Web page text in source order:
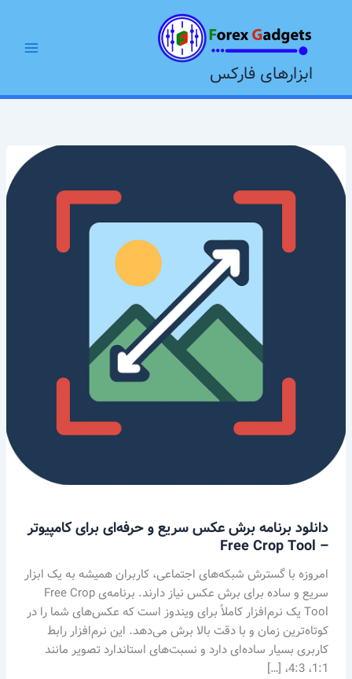
ابزارهای فارکس
Menu
دانلود برنامه برش عکس سریع و حرفه‌ای برای کامپیوتر
– Free Crop Tool
امروزه با گسترش شبکه‌های اجتماعی، کاربران همیشه به یک ابزار
سریع و ساده برای برش عکس نیاز دارند. برنامه‌ی Free Crop
Tool یک نرم‌افزار کاملاً برای ویندوز است که عکس‌های شما را در
کوتاه‌ترین زمان و با دقت بالا برش می‌دهد. این نرم‌افزار رابط
کاربری بسیار ساده‌ای دارد و نسبت‌های استاندارد تصویر مانند
1:1، 4:3، […]
دانلود
برنامه